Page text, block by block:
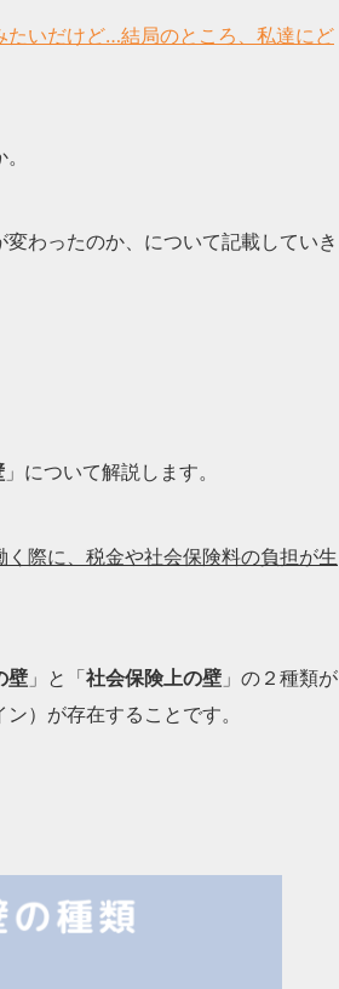
いだけど…結局のところ、私達にど
わったのか、について記載していき
」について解説します。
際に、税金や社会保険料の負担が生
壁 」と「社会保険上の壁 」の２種類が
）が存在することです。